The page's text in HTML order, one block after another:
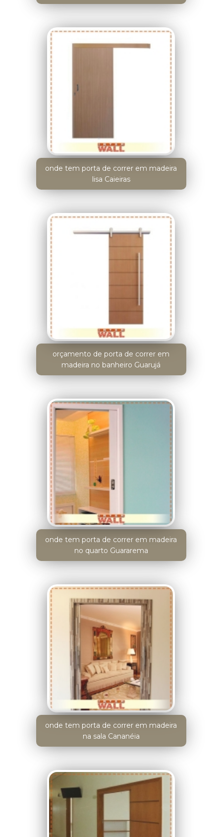
onde tem porta de correr em madeira
lisa Caieiras
orçamento de porta de correr em
madeira no banheiro Guarujá
onde tem porta de correr em madeira
no quarto Guararema
onde tem porta de correr em madeira
na sala Cananéia